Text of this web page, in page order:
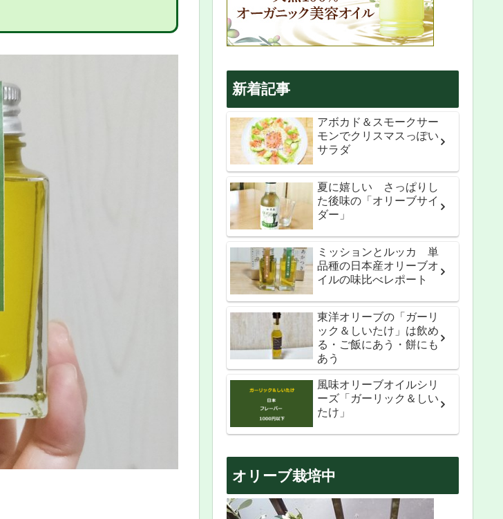
新着記事
アボカド＆スモークサー
モンでクリスマスっぽい
サラダ
夏に嬉しい さっぱりし
た後味の「オリーブサイ
ダー」
ミッションとルッカ 単
品種の日本産オリーブオ
イルの味比べレポート
東洋オリーブの「ガーリ
ック＆しいたけ」は飲め
る・ご飯にあう・餅にも
あう
風味オリーブオイルシリ
ーズ「ガーリック＆しい
たけ」
オリーブ栽培中